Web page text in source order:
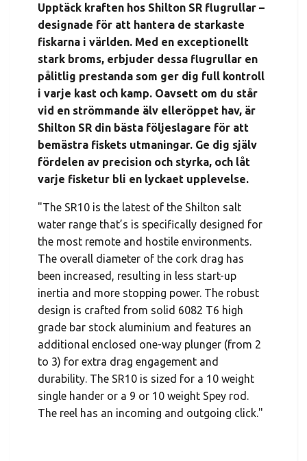
Upptäck kraften hos Shilton SR flugrullar –
designade för att hantera de starkaste
fiskarna i världen. Med en exceptionellt
stark broms, erbjuder dessa flugrullar en
pålitlig prestanda som ger dig full kontroll
i varje kast och kamp. Oavsett om du står
vid en strömmande älv elleröppet hav, är
Shilton SR din bästa följeslagare för att
bemästra fiskets utmaningar. Ge dig själv
fördelen av precision och styrka, och låt
varje fisketur bli en lyckaet upplevelse.
"The SR10 is the latest of the Shilton salt
water range that’s is specifically designed for
the most remote and hostile environments.
The overall diameter of the cork drag has
been increased, resulting in less start-up
inertia and more stopping power. The robust
design is crafted from solid 6082 T6 high
grade bar stock aluminium and features an
additional enclosed one-way plunger (from 2
to 3) for extra drag engagement and
durability. The SR10 is sized for a 10 weight
single hander or a 9 or 10 weight Spey rod.
The reel has an incoming and outgoing click."